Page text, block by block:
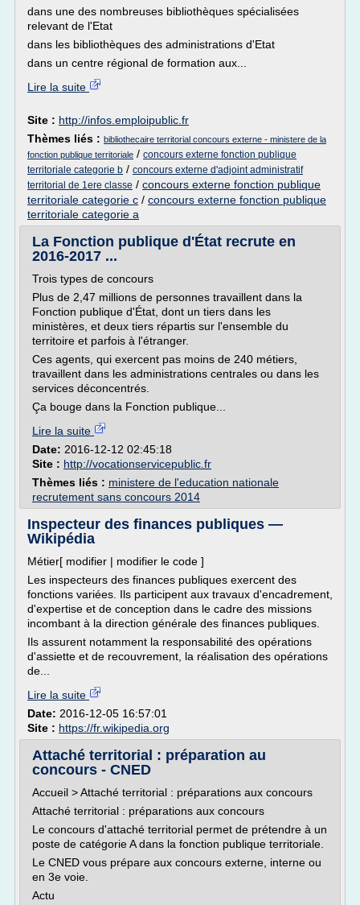
dans une des nombreuses bibliothèques spécialisées
relevant de l'Etat
dans les bibliothèques des administrations d'Etat
dans un centre régional de formation aux...
Lire la suite
Site : http://infos.emploipublic.fr
Thèmes liés : bibliothecaire territorial concours externe - ministere de la
fonction publique territoriale / concours externe fonction publique
territoriale categorie b / concours externe d'adjoint administratif
territorial de 1ere classe / concours externe fonction publique
territoriale categorie c / concours externe fonction publique
territoriale categorie a
La Fonction publique d'État recrute en
2016-2017 ...
Trois types de concours
Plus de 2,47 millions de personnes travaillent dans la
Fonction publique d'État, dont un tiers dans les
ministères, et deux tiers répartis sur l'ensemble du
territoire et parfois à l'étranger.
Ces agents, qui exercent pas moins de 240 métiers,
travaillent dans les administrations centrales ou dans les
services déconcentrés.
Ça bouge dans la Fonction publique...
Lire la suite
Date: 2016-12-12 02:45:18
Site : http://vocationservicepublic.fr
Thèmes liés : ministere de l'education nationale
recrutement sans concours 2014
Inspecteur des finances publiques —
Wikipédia
Métier[ modifier | modifier le code ]
Les inspecteurs des finances publiques exercent des
fonctions variées. Ils participent aux travaux d'encadrement,
d'expertise et de conception dans le cadre des missions
incombant à la direction générale des finances publiques.
Ils assurent notamment la responsabilité des opérations
d'assiette et de recouvrement, la réalisation des opérations
de...
Lire la suite
Date: 2016-12-05 16:57:01
Site : https://fr.wikipedia.org
Attaché territorial : préparation au
concours - CNED
Accueil > Attaché territorial : préparations aux concours
Attaché territorial : préparations aux concours
Le concours d'attaché territorial permet de prétendre à un
poste de catégorie A dans la fonction publique territoriale.
Le CNED vous prépare aux concours externe, interne ou
en 3e voie.
Actu